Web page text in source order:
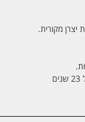
יצרן מקורית.